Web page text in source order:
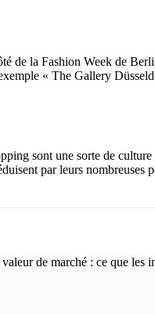
de la Fashion Week de
« The Gallery
sont une sorte de
par leurs nombreuses